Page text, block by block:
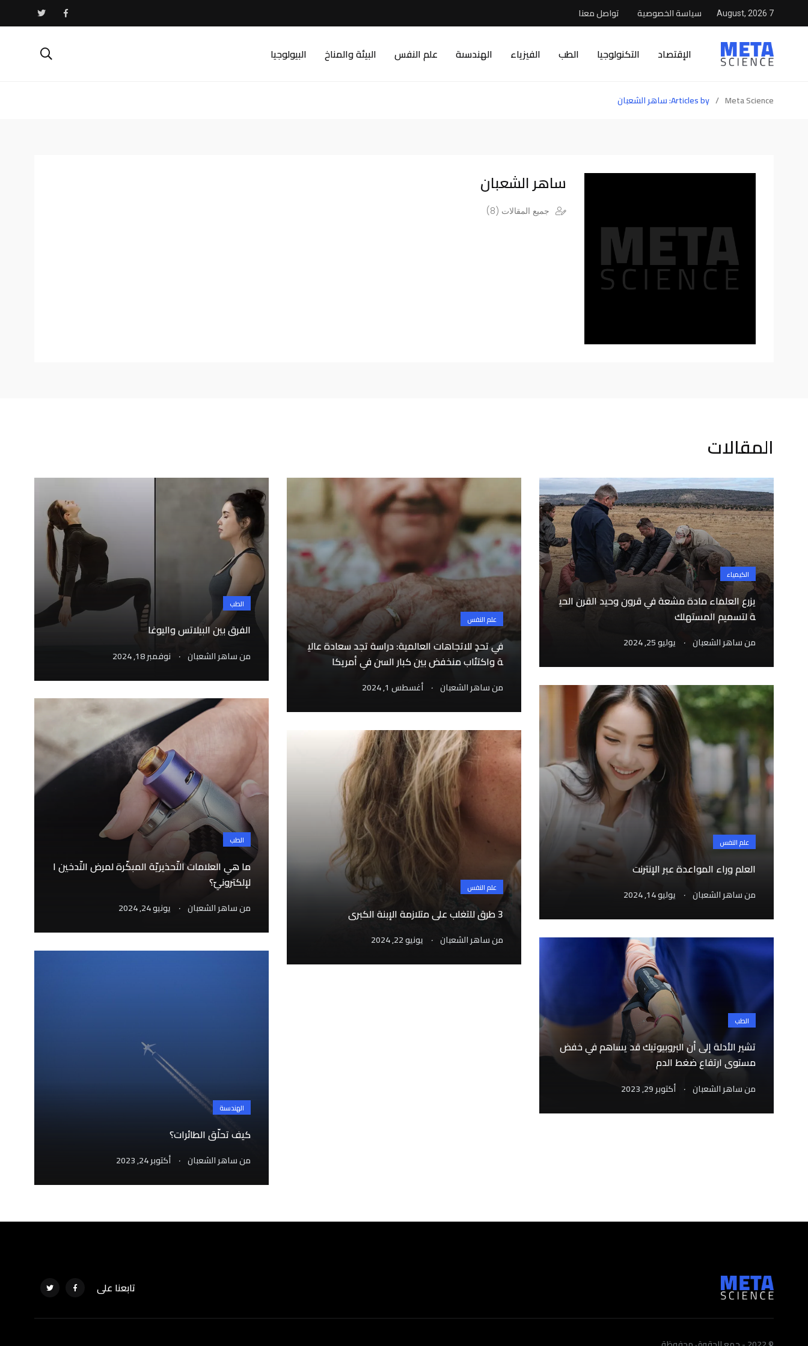
7 August, 2026 سياسة الخصوصية تواصل معنا
الإقتصاد التكنولوجيا الطب الفيزياء الهندسىة علم النفس البيئة والمناخ البيولوجيا
Meta Science
/ Articles by: ساهر الشعبان
ساهر الشعبان
جميع المقالات (8)
المقالات
الطب
الفرق بين البيلاتس واليوغا
منساهر الشعبان . نوفمبر 18, 2024
علم النفس
في تحدٍ للاتجاهات العالمية: دراسة تجد سعادة عالي
ة واكتئاب منخفض بين كبار السن في أمريكا
منساهر الشعبان . أغسطس 1, 2024
الكيمياء
يزرع العلماء مادة مشعة في قرون وحيد القرن الحي
ة لتسميم المستهلك
منساهر الشعبان . يوليو 25, 2024
علم النفس
العلم وراء المواعدة عبر الإنترنت
منساهر الشعبان . يوليو 14, 2024
الطب
ما هي العلامات التّحذيريّة المبكّرة لمرض التّدخين ا
لإلكترونيّ؟
منساهر الشعبان . يونيو 24, 2024
علم النفس
3 طرق للتغلب على متلازمة الإبنة الكبرى
منساهر الشعبان . يونيو 22, 2024
الطب
تشير الأدلة إلى أن البروبيوتيك قد يساهم في خفض
مستوى ارتفاع ضغط الدم
منساهر الشعبان . أكتوبر 29, 2023
الهندسىة
كيف تحلّق الطائرات؟
منساهر الشعبان . أكتوبر 24, 2023
تابعنا على